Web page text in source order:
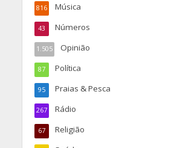
Música
816
Números
43
Opinião
1.505
Política
87
Praias & Pesca
95
Rádio
267
Religião
67